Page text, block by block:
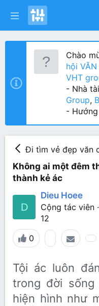
Chào
hội VĂN
VHT
- Nhà
Group,
-
Đi tìm vẻ đẹp văn
Không ai một đêm
thành kẻ ác
D
Dieu Hoee
Cộng tác viên ·
12
0
Tội ác luôn
trong đời
hiện hình như